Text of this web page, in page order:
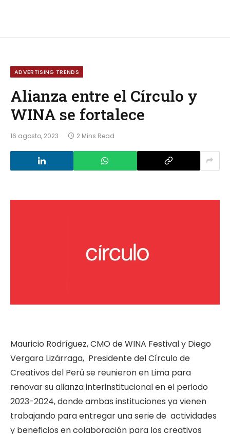
ADVERTISING TRENDS
Alianza entre el Círculo y
WINA se fortalece
16 agosto, 2023 2 Mins Read
Mauricio Rodríguez, CMO de WINA Festival y Diego
Vergara Lizárraga, Presidente del Círculo de
Creativos del Perú se reunieron en Lima para
renovar su alianza interinstitucional en el periodo
2023-2024, donde ambas instituciones ya vienen
trabajando para entregar una serie de actividades
y beneficios en colaboración para los creativos